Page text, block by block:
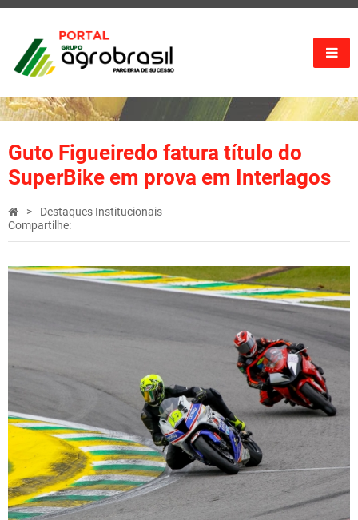
Guto Figueiredo fatura título do
SuperBike em prova em Interlagos
Destaques Institucionais
Compartilhe: